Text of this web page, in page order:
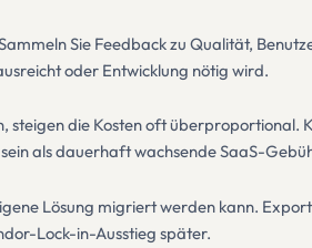
Sie Feedback zu Qualität,
oder Entwicklung nötig wird.
die Kosten oft überproportional.
als dauerhaft wachsende SaaS-
Lösung migriert werden kann.
Lock-in-Ausstieg später.